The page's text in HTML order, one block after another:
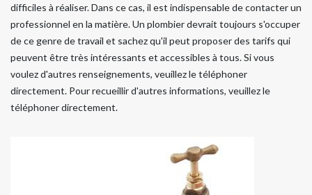
difficiles à réaliser. Dans ce cas, il est indispensable de contacter un
professionnel en la matière. Un plombier devrait toujours s'occuper
de ce genre de travail et sachez qu'il peut proposer des tarifs qui
peuvent être très intéressants et accessibles à tous. Si vous
voulez d'autres renseignements, veuillez le téléphoner
directement. Pour recueillir d'autres informations, veuillez le
téléphoner directement.